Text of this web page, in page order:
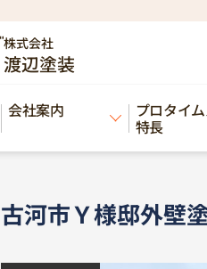
株式会社
渡辺塗装
会社案内 プロタイ
特長
HOME>施工事例>古河市Ｙ様邸外壁
施工事例
古河市Ｙ様邸外壁